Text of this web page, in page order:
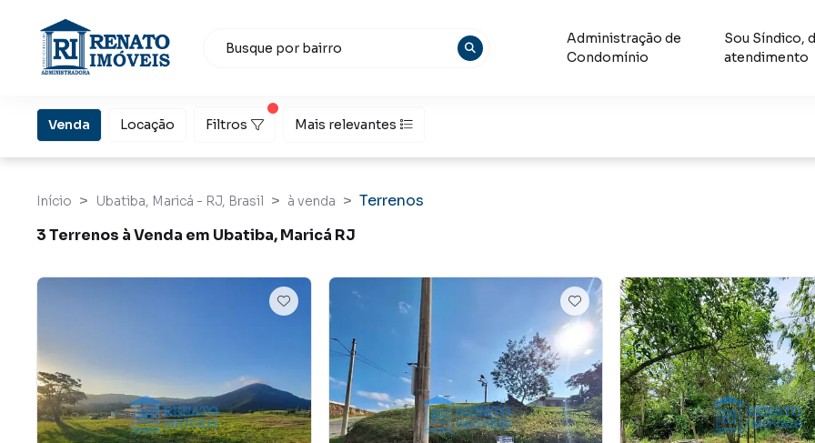
Administração de
Condomínio
Sou Síndico,
atendimento
Venda Locação Filtros Mais relevantes
Início Ubatiba, Maricá - RJ, Brasil à venda
Terrenos
3 Terrenos à Venda em Ubatiba, Maricá RJ